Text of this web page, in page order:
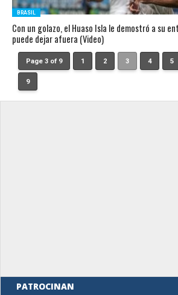
BRASIL
Con un golazo, el Huaso Isla le demostró a su
puede dejar afuera (Video)
Page 3 of 9 1 2 3 4 5
9
PATROCINAN